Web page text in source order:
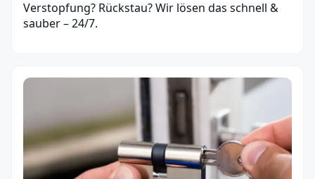
Verstopfung? Rückstau? Wir lösen das schnell &
sauber – 24/7.